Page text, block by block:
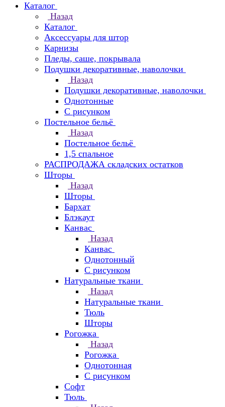
Каталог
Назад
Каталог
Аксессуары для штор
Карнизы
Пледы, саше, покрывала
Подушки декоративные, наволочки
Назад
Подушки декоративные, наволочки
Однотонные
С рисунком
Постельное бельё
Назад
Постельное бельё
1,5 спальное
РАСПРОДАЖА складских остатков
Шторы
Назад
Шторы
Бархат
Блэкаут
Канвас
Назад
Канвас
Однотонный
С рисунком
Натуральные ткани
Назад
Натуральные ткани
Тюль
Шторы
Рогожка
Назад
Рогожка
Однотонная
С рисунком
Софт
Тюль